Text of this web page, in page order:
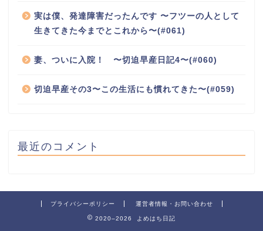
実は僕、発達障害だったんです 〜フツーの人として
生きてきた今までとこれから〜(#061)
妻、ついに入院！ 〜切迫早産日記4〜(#060)
切迫早産その3〜この生活にも慣れてきた〜(#059)
最近のコメント
プライバシーポリシー 運営者情報・お問い合わせ
2020–2026 よめはち日記